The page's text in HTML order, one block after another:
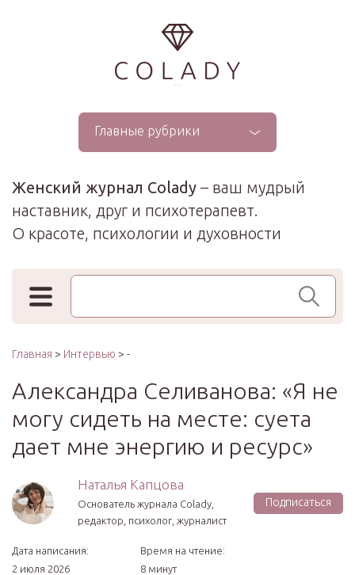
...
Главные рубрики
Женский журнал Colady – ваш мудрый
наставник, друг и психотерапевт.
О красоте, психологии и духовности
Поиск по сайту
Главная > Интервью > -
Александра Селиванова: «Я не
могу сидеть на месте: суета
дает мне энергию и ресурс»
Наталья Капцова
Основатель журнала Colady,
редактор, психолог, журналист
Подписаться
Дата написания:
2 июля 2026
Время на чтение:
8 минут